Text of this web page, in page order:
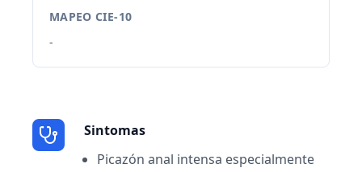
MAPEO CIE-10
-
Sintomas
Picazón anal intensa especialmente